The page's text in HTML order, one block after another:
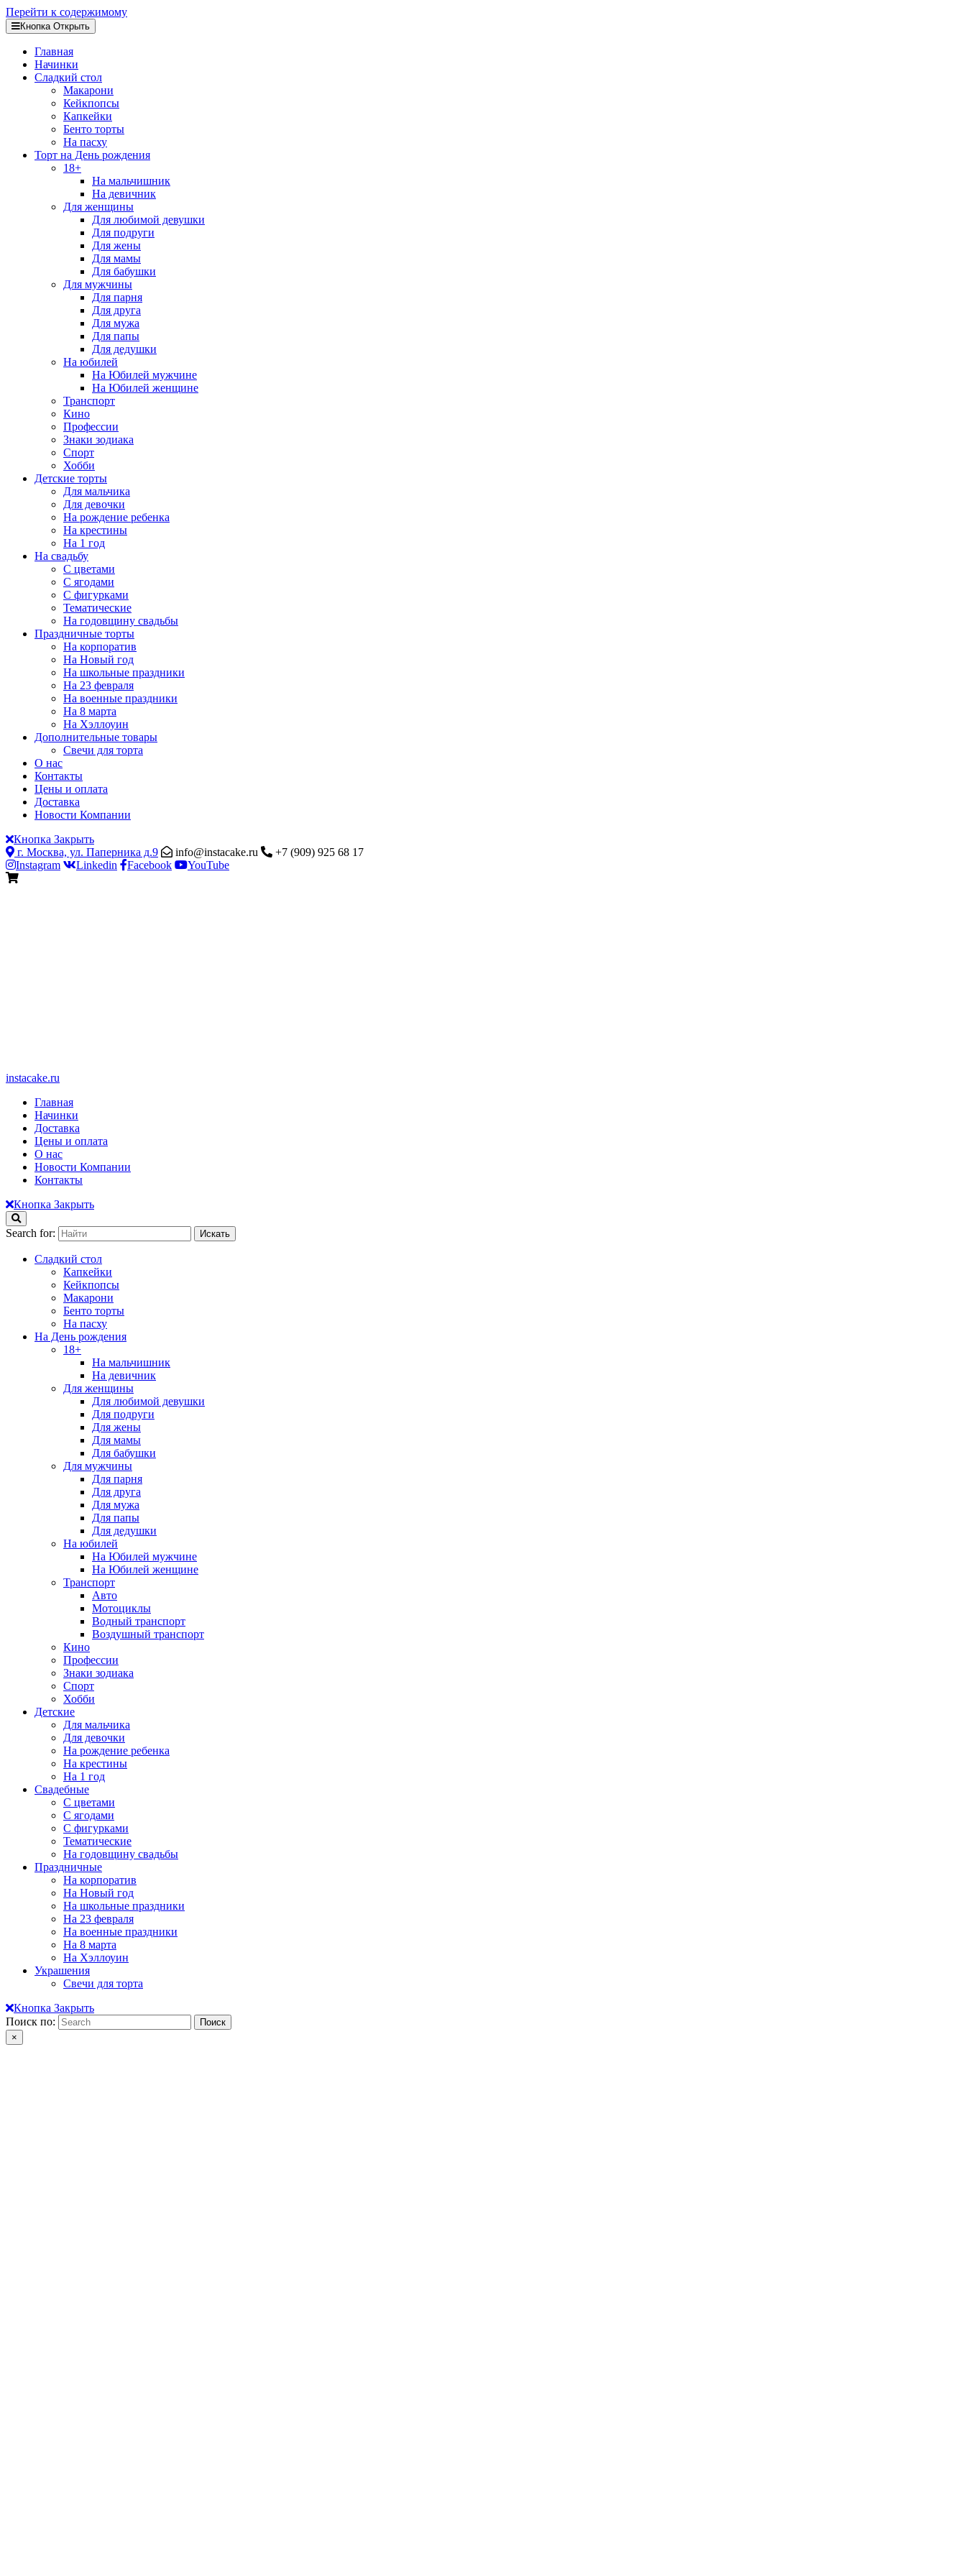
Перейти к содержимому
Кнопка Открыть
Главная
Начинки
Сладкий стол
Макарони
Кейкпопсы
Капкейки
Бенто торты
На пасху
Торт на День рождения
18+
На мальчишник
На девичник
Для женщины
Для любимой девушки
Для подруги
Для жены
Для мамы
Для бабушки
Для мужчины
Для парня
Для друга
Для мужа
Для папы
Для дедушки
На юбилей
На Юбилей мужчине
На Юбилей женщине
Транспорт
Кино
Профессии
Знаки зодиака
Спорт
Хобби
Детские торты
Для мальчика
Для девочки
На рождение ребенка
На крестины
На 1 год
На свадьбу
С цветами
С ягодами
С фигурками
Тематические
На годовщину свадьбы
Праздничные торты
На корпоратив
На Новый год
На школьные праздники
На 23 февраля
На военные праздники
На 8 марта
На Хэллоуин
Дополнительные товары
Свечи для торта
О нас
Контакты
Цены и оплата
Доставка
Новости Компании
Кнопка Закрыть
г. Москва, ул. Паперника д.9
info@instacake.ru
+7 (909) 925 68 17
Instagram
Linkedin Facebook YouTube
instacake.ru
Главная
Начинки
Доставка
Цены и оплата
О нас
Новости Компании
Контакты
Кнопка Закрыть
Search for:
Сладкий стол
Капкейки
Кейкпопсы
Макарони
Бенто торты
На пасху
На День рождения
18+
На мальчишник
На девичник
Для женщины
Для любимой девушки
Для подруги
Для жены
Для мамы
Для бабушки
Для мужчины
Для парня
Для друга
Для мужа
Для папы
Для дедушки
На юбилей
На Юбилей мужчине
На Юбилей женщине
Транспорт
Авто
Мотоциклы
Водный транспорт
Воздушный транспорт
Кино
Профессии
Знаки зодиака
Спорт
Хобби
Детские
Для мальчика
Для девочки
На рождение ребенка
На крестины
На 1 год
Свадебные
С цветами
С ягодами
С фигурками
Тематические
На годовщину свадьбы
Праздничные
На корпоратив
На Новый год
На школьные праздники
На 23 февраля
На военные праздники
На 8 марта
На Хэллоуин
Украшения
Свечи для торта
Кнопка Закрыть
Поиск по:
×